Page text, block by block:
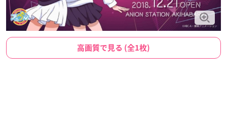
高画質で見る (全1枚)